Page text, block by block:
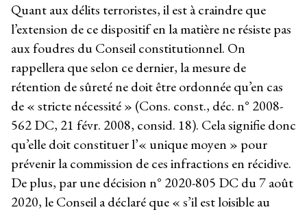
Quant aux délits terroristes, il est à craindre que
l’extension de ce dispositif en la matière ne résiste pas
aux foudres du Conseil constitutionnel. On
rappellera que selon ce dernier, la mesure de
rétention de sûreté ne doit être ordonnée qu’en cas
de « stricte nécessité » (Cons. const., déc. n° 2008-
562 DC, 21 févr. 2008, consid. 18). Cela signifie donc
qu’elle doit constituer l’« unique moyen » pour
prévenir la commission de ces infractions en récidive.
De plus, par une décision n° 2020-805 DC du 7 août
2020, le Conseil a déclaré que « s’il est loisible au